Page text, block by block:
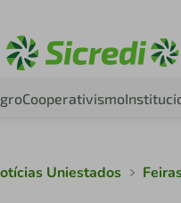
Cooperativismo
Uniestados